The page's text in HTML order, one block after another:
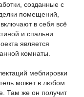
созданные с
помещений,
в себя всё
и спальни.
является
комнаты.
меблировки
может в любом
Там же он получит